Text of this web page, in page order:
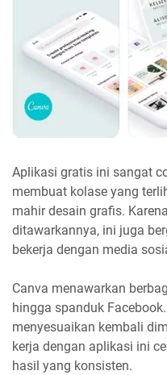
Aplikasi gratis ini sangat
membuat kolase yang
mahir desain grafis.
ditawarkannya, ini juga
bekerja dengan media
Canva menawarkan
hingga spanduk
menyesuaikan kembali
kerja dengan aplikasi ini
hasil yang konsisten.